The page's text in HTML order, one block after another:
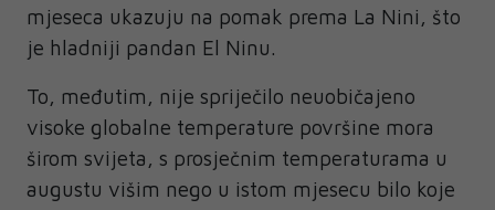
mjeseca ukazuju na pomak prema La Nini, što
je hladniji pandan El Ninu.
To, međutim, nije spriječilo neuobičajeno
visoke globalne temperature površine mora
širom svijeta, s prosječnim temperaturama u
augustu višim nego u istom mjesecu bilo koje